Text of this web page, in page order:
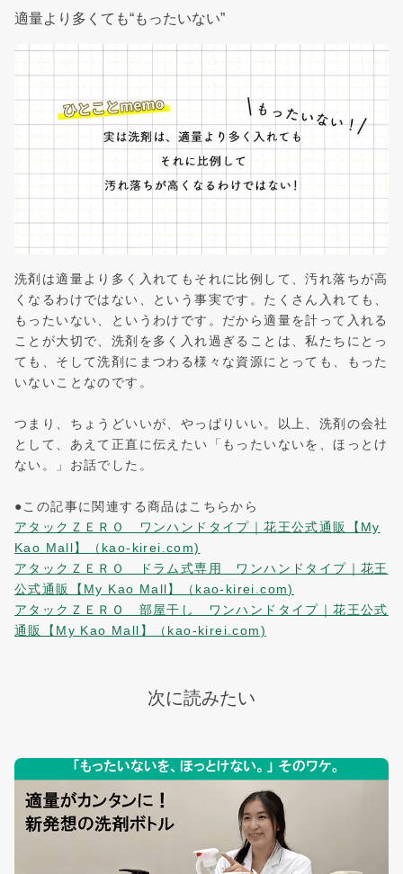
適量より多くても“もったいない”
洗剤は適量より多く入れてもそれに比例して、汚れ落ちが高
くなるわけではない、という事実です。たくさん入れても、
もったいない、というわけです。だから適量を計って入れる
ことが大切で、洗剤を多く入れ過ぎることは、私たちにとっ
ても、そして洗剤にまつわる様々な資源にとっても、もった
いないことなのです。
つまり、ちょうどいいが、やっぱりいい。以上、洗剤の会社
として、あえて正直に伝えたい「もったいないを、ほっとけ
ない。」お話でした。
●この記事に関連する商品はこちらから
アタックＺＥＲＯ ワンハンドタイプ｜花王公式通販【My
Kao Mall】（kao-kirei.com)
アタックＺＥＲＯ ドラム式専用 ワンハンドタイプ｜花王
公式通販【My Kao Mall】（kao-kirei.com)
アタックＺＥＲＯ 部屋干し ワンハンドタイプ｜花王公式
通販【My Kao Mall】（kao-kirei.com)
次に読みたい